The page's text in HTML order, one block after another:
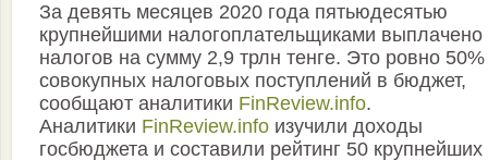
За девять месяцев 2020 года пятьюдесятью
крупнейшими налогоплательщиками выплачено
налогов на сумму 2,9 трлн тенге. Это ровно 50%
совокупных налоговых поступлений в бюджет,
сообщают аналитики FinReview.info.
Аналитики FinReview.info изучили доходы
госбюджета и составили рейтинг 50 крупнейших